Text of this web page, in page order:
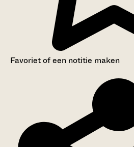
Favoriet of een notitie maken